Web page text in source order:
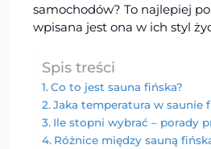
samochodów? To najlepiej
wpisana jest ona w ich styl
Spis treści
Co to jest sauna fińska?
Jaka temperatura w saunie
Ile stopni wybrać – porady
Różnice między sauną